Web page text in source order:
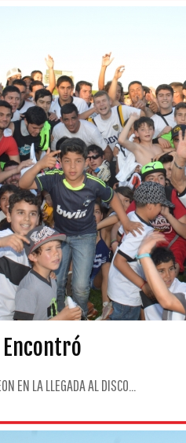
Encontró
EN LA LLEGADA AL DISCO...